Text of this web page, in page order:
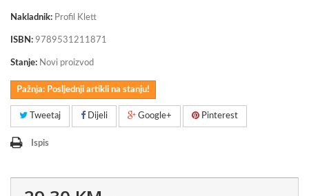
Nakladnik: Profil Klett
ISBN: 9789531211871
Stanje: Novi proizvod
Pažnja: Posljednji artikli na stanju!
Tweetaj Dijeli Google+ Pinterest
Ispis